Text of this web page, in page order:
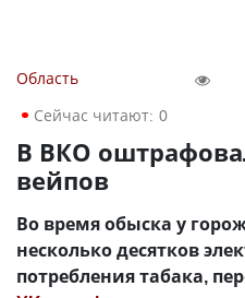
Область
Сейчас читают: 0
В ВКО
вейпов
Во время обыска у
несколько десятков
потребления табака,